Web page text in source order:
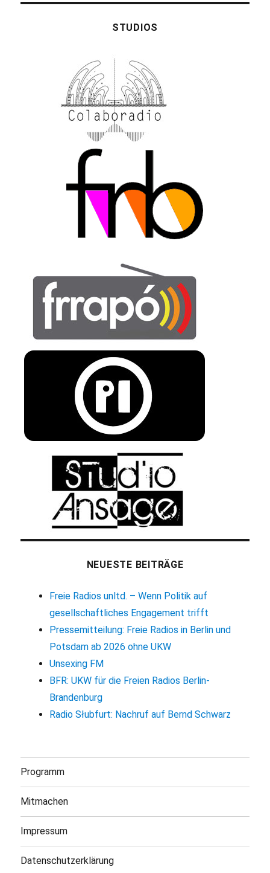
STUDIOS
NEUESTE BEITRÄGE
Freie Radios unltd. – Wenn Politik auf
gesellschaftliches Engagement trifft
Pressemitteilung: Freie Radios in Berlin und
Potsdam ab 2026 ohne UKW
Unsexing FM
BFR: UKW für die Freien Radios Berlin-
Brandenburg
Radio Słubfurt: Nachruf auf Bernd Schwarz
Programm
Mitmachen
Impressum
Datenschutzerklärung